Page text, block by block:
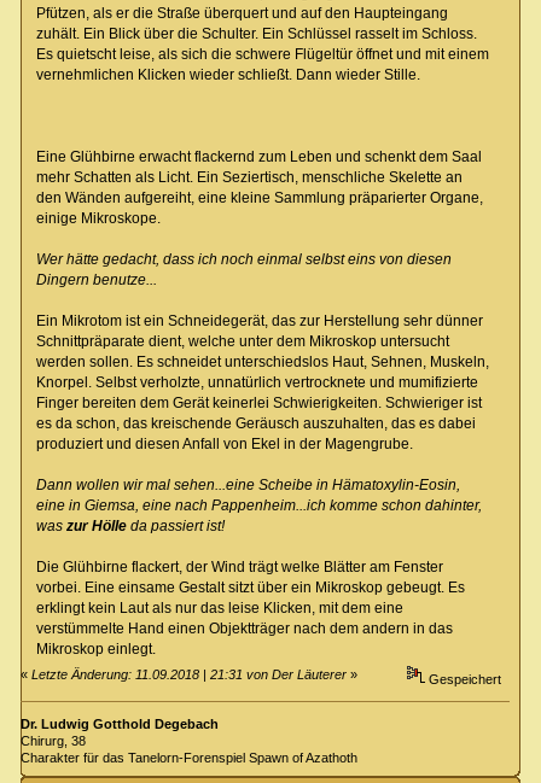
Pfützen, als er die Straße überquert und auf den Haupteingang
zuhält. Ein Blick über die Schulter. Ein Schlüssel rasselt im Schloss.
Es quietscht leise, als sich die schwere Flügeltür öffnet und mit einem
vernehmlichen Klicken wieder schließt. Dann wieder Stille.
Eine Glühbirne erwacht flackernd zum Leben und schenkt dem Saal
mehr Schatten als Licht. Ein Seziertisch, menschliche Skelette an
den Wänden aufgereiht, eine kleine Sammlung präparierter Organe,
einige Mikroskope.
Wer hätte gedacht, dass ich noch einmal selbst eins von diesen
Dingern benutze...
Ein Mikrotom ist ein Schneidegerät, das zur Herstellung sehr dünner
Schnittpräparate dient, welche unter dem Mikroskop untersucht
werden sollen. Es schneidet unterschiedslos Haut, Sehnen, Muskeln,
Knorpel. Selbst verholzte, unnatürlich vertrocknete und mumifizierte
Finger bereiten dem Gerät keinerlei Schwierigkeiten. Schwieriger ist
es da schon, das kreischende Geräusch auszuhalten, das es dabei
produziert und diesen Anfall von Ekel in der Magengrube.
Dann wollen wir mal sehen...eine Scheibe in Hämatoxylin-Eosin,
eine in Giemsa, eine nach Pappenheim...ich komme schon dahinter,
was zur Hölleda passiert ist!
Die Glühbirne flackert, der Wind trägt welke Blätter am Fenster
vorbei. Eine einsame Gestalt sitzt über ein Mikroskop gebeugt. Es
erklingt kein Laut als nur das leise Klicken, mit dem eine
verstümmelte Hand einen Objektträger nach dem andern in das
Mikroskop einlegt.
«Letzte Änderung: 11.09.2018 | 21:31 von Der Läuterer » Gespeichert
Dr. Ludwig Gotthold Degebach
Chirurg, 38
Charakter für das Tanelorn-Forenspiel Spawn of Azathoth